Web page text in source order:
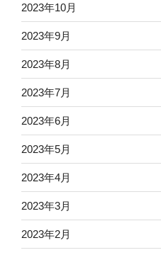
2023年10月
2023年9月
2023年8月
2023年7月
2023年6月
2023年5月
2023年4月
2023年3月
2023年2月